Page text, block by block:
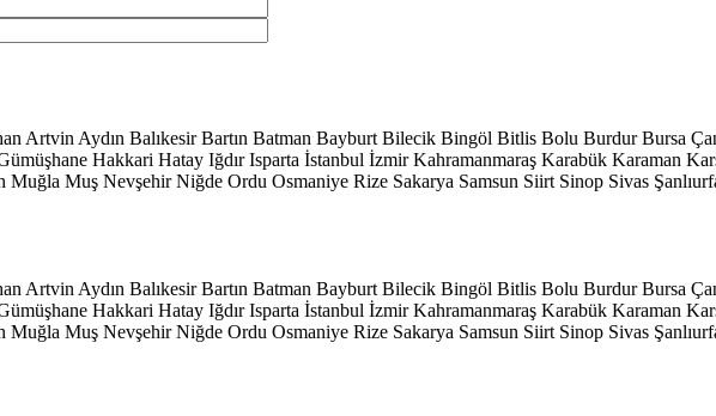
Artvin Aydın Balıkesir Bartın Batman Bayburt Bilecik Bingöl Bitlis Bolu Burdur Bursa
Hakkari Hatay Iğdır Isparta İstanbul İzmir Kahramanmaraş Karabük Karaman
Muğla Muş Nevşehir Niğde Ordu Osmaniye Rize Sakarya Samsun Siirt Sinop Sivas
Artvin Aydın Balıkesir Bartın Batman Bayburt Bilecik Bingöl Bitlis Bolu Burdur Bursa
Hakkari Hatay Iğdır Isparta İstanbul İzmir Kahramanmaraş Karabük Karaman
Muğla Muş Nevşehir Niğde Ordu Osmaniye Rize Sakarya Samsun Siirt Sinop Sivas